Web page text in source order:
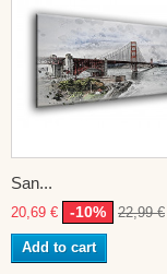
San...
20,69 € -10% 22,99 €
Add to cart